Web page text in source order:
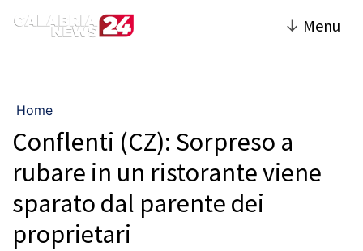
↓ Menu
Home
Conflenti (CZ): Sorpreso a
rubare in un ristorante viene
sparato dal parente dei
proprietari